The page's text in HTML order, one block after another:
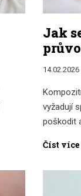
Jak
14.02.2026
vyžadují
poškodit
Číst více